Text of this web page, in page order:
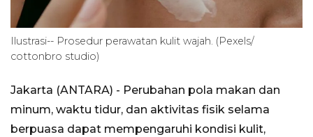
Ilustrasi-- Prosedur perawatan kulit wajah. (Pexels/
cottonbro studio)
Jakarta (ANTARA) - Perubahan pola makan dan
minum, waktu tidur, dan aktivitas fisik selama
berpuasa dapat mempengaruhi kondisi kulit,